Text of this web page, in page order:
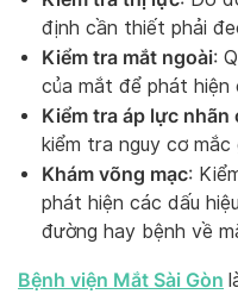
định cần thiết phải
Kiểm tra mắt ngoài:
của mắt để phát hiện
Kiểm tra áp lực nhãn
kiểm tra nguy cơ mắc
Khám võng mạc:
phát hiện các dấu
đường hay bệnh về
Bệnh viện Mắt Sài Gòn